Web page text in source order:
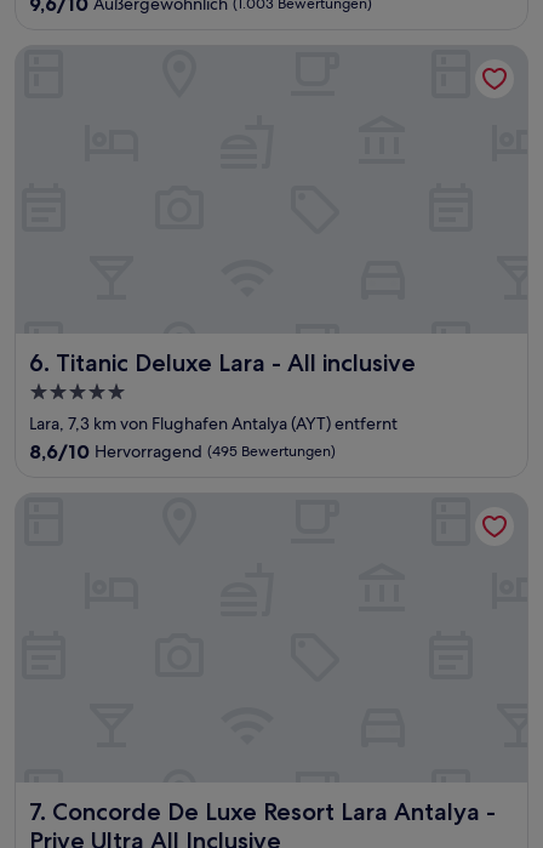
6. Titanic Deluxe Lara - All inclusive
Titanic Deluxe Lara - All inclusive
5.0-
Sterne-
Unterkunft
Lara, 7,3 km von Flughafen Antalya (AYT) entfernt
8.6
10,
8,6/10 Hervorragend (495 Bewertungen)
Titanic Deluxe Lara - All inclusive
7. Concorde De Luxe Resort Lara Antalya -
Prive Ultra All Inclusive
Concorde De Luxe Resort Lara Antalya - Prive Ultra All